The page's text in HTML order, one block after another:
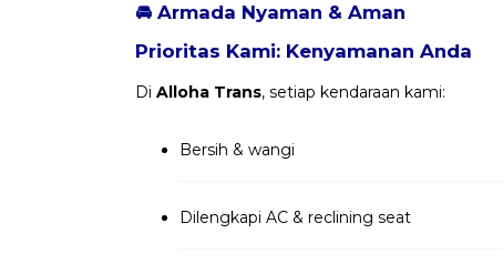
🚘 Armada Nyaman & Aman
Prioritas Kami: Kenyamanan Anda
Di Alloha Trans, setiap kendaraan kami:
Bersih & wangi
Dilengkapi AC & reclining seat